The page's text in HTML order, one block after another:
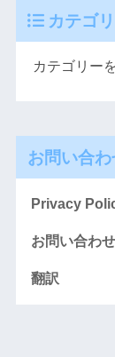
カテゴ
お問い合わ
Privacy
お問い合わせ
翻訳